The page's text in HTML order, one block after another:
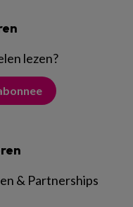
lezen?
& Partnerships